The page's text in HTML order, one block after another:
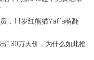
，11岁红熊猫Yaffa萌翻
130万天价，为什么如此抢